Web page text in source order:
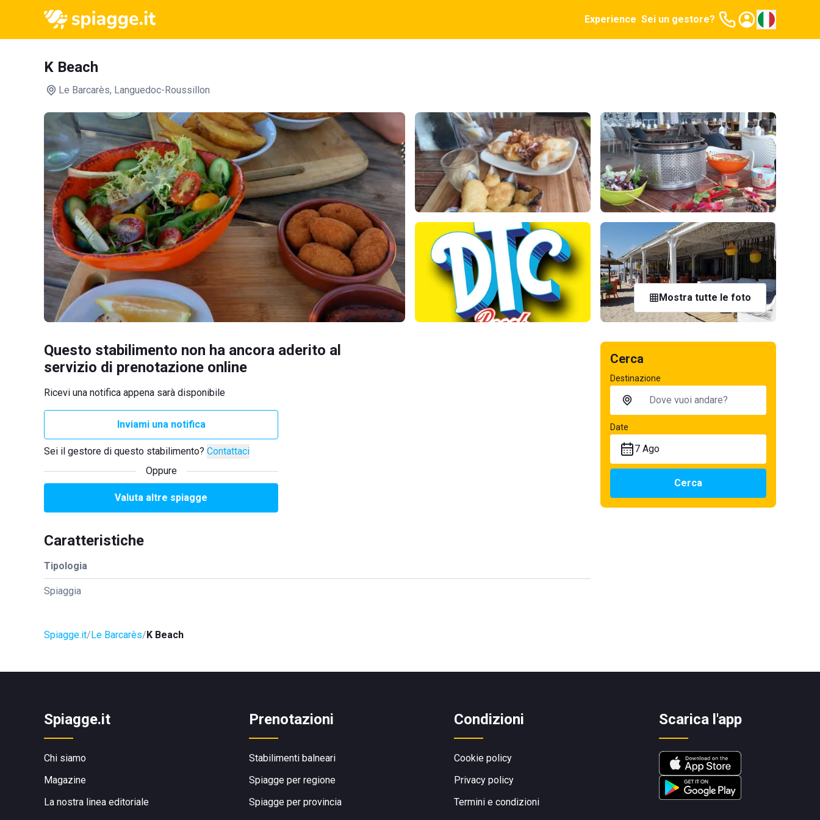
Experience Sei un gestore?
K Beach
Le Barcarès, Languedoc-Roussillon
Mostra tutte le foto
Questo stabilimento non ha ancora aderito al
servizio di prenotazione online
Ricevi una notifica appena sarà disponibile
Inviami una notifica
Sei il gestore di questo stabilimento? Contattaci
Oppure
Valuta altre spiagge
Caratteristiche
Tipologia
Spiaggia
Spiagge.it Le Barcarès K Beach
Cerca
Destinazione
Date
7 Ago
Cerca
Spiagge.it
Chi siamo
Magazine
La nostra linea editoriale
Prenotazioni
Stabilimenti balneari
Spiagge per regione
Spiagge per provincia
Condizioni
Cookie policy
Privacy policy
Termini e condizioni
Scarica l'app